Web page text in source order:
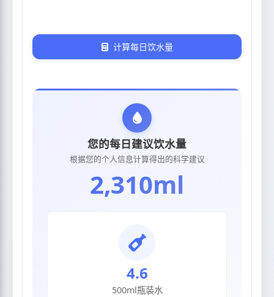
计算每日饮水量
您的每日建议饮水量
根据您的个人信息计算得出的科学建议
2,310ml
4.6
500ml瓶装水